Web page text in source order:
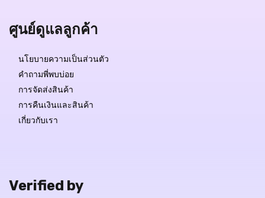
ศูนย์ดูแลลูกค้า
นโยบายความเป็นส่วนตัว
คำถามพี่พบบ่อย
การจัดส่งสินค้า
การคืนเงินและสินค้า
เกี่ยวกับเรา
Verified by